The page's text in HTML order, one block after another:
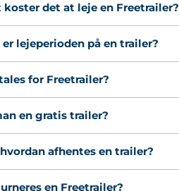
koster det at leje en Freetrailer?
lejeperioden på en trailer?
for Freetrailer?
en gratis trailer?
afhentes en trailer?
en Freetrailer?